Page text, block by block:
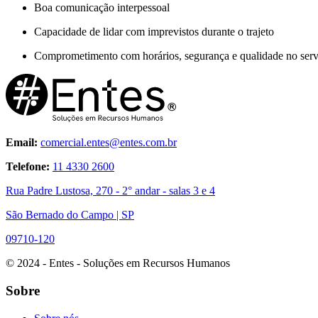
Boa comunicação interpessoal
Capacidade de lidar com imprevistos durante o trajeto
Comprometimento com horários, segurança e qualidade no
Email: comercial.entes@entes.com.br
Telefone: 11 4330 2600
Rua Padre Lustosa, 270 - 2° andar - salas 3 e 4
São Bernado do Campo | SP
09710-120
© 2024 - Entes - Soluções em Recursos Humanos
Sobre